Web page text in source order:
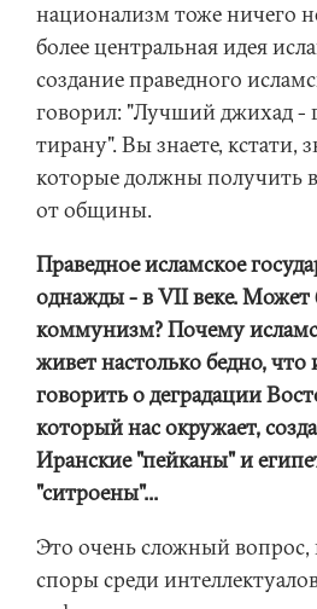
национализм тоже ничего
более центральная идея
создание праведного
говорил: "Лучший джихад -
тирану". Вы знаете, кстати,
которые должны получить
от общины.
Праведное исламское
однажды - в VII веке. Может
коммунизм? Почему
живет настолько бедно,
говорить о деградации
который нас окружает,
Иранские "пейканы" и
"ситроены"...
Это очень сложный вопрос,
споры среди